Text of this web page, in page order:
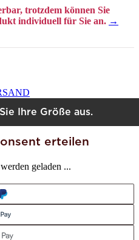
trotzdem können Sie
individuell für Sie an. →
Ihre Größe aus.
erteilen
geladen ...